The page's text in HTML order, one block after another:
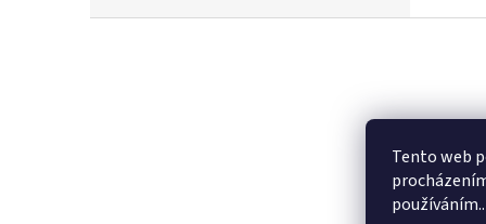
Tento web